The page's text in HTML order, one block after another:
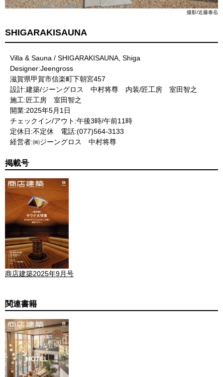
撮影/近藤泰岳
SHIGARAKISAUNA
Villa & Sauna / SHIGARAKISAUNA, Shiga
Designer:Jeengross
滋賀県甲賀市信楽町下朝宮457
設計:建築/ジーングロス 中村将尊 内装/匠工房 室田智之
施工:匠工房 室田智之
開業:2025年5月1日
チェックイン/アウト:午後3時/午前11時
定休日:不定休 電話:(077)564-3133
経営者:㈱ジーングロス 中村将尊
掲載号
商店建築2025年9月号
関連書籍